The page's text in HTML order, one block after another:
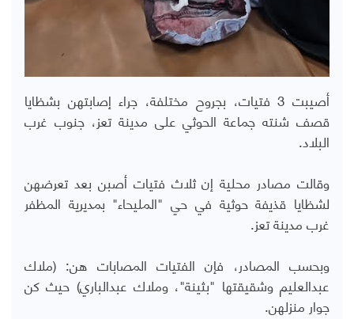
أصيبت 3 فتيات، بجروح مختلفة، جراء إصابتهن بشظايا
قصف شنته جماعة الحوثي على مدينة تعز، جنوب غرب
البلاد.
وقالت مصادر محلية إن ثلاث فتيات أصبن بعد تعرضهن
لشظايا قذيفة حوثية في حي "المليحاء" بمديرية المظفر
غرب مدينة تعز.
وبحسب المصادر، فإن الفتيات المصابات هن: (ملاك
عبدالعليم وشقيقتها "بثينة"، وملاك عبدالباري) حيث كن
جوار منزلهن.